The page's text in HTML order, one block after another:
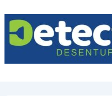
para
Conteúdo